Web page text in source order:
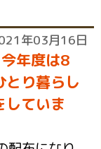
年03月16日
年度は8
り暮らし
していま